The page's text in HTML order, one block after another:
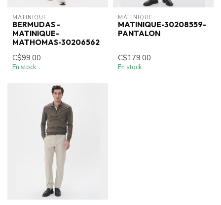
MATINIQUE
BERMUDAS -
MATINIQUE-
MATHOMAS-30206562
C$99.00
En stock
MATINIQUE
MATINIQUE-30208559-
PANTALON
C$179.00
En stock